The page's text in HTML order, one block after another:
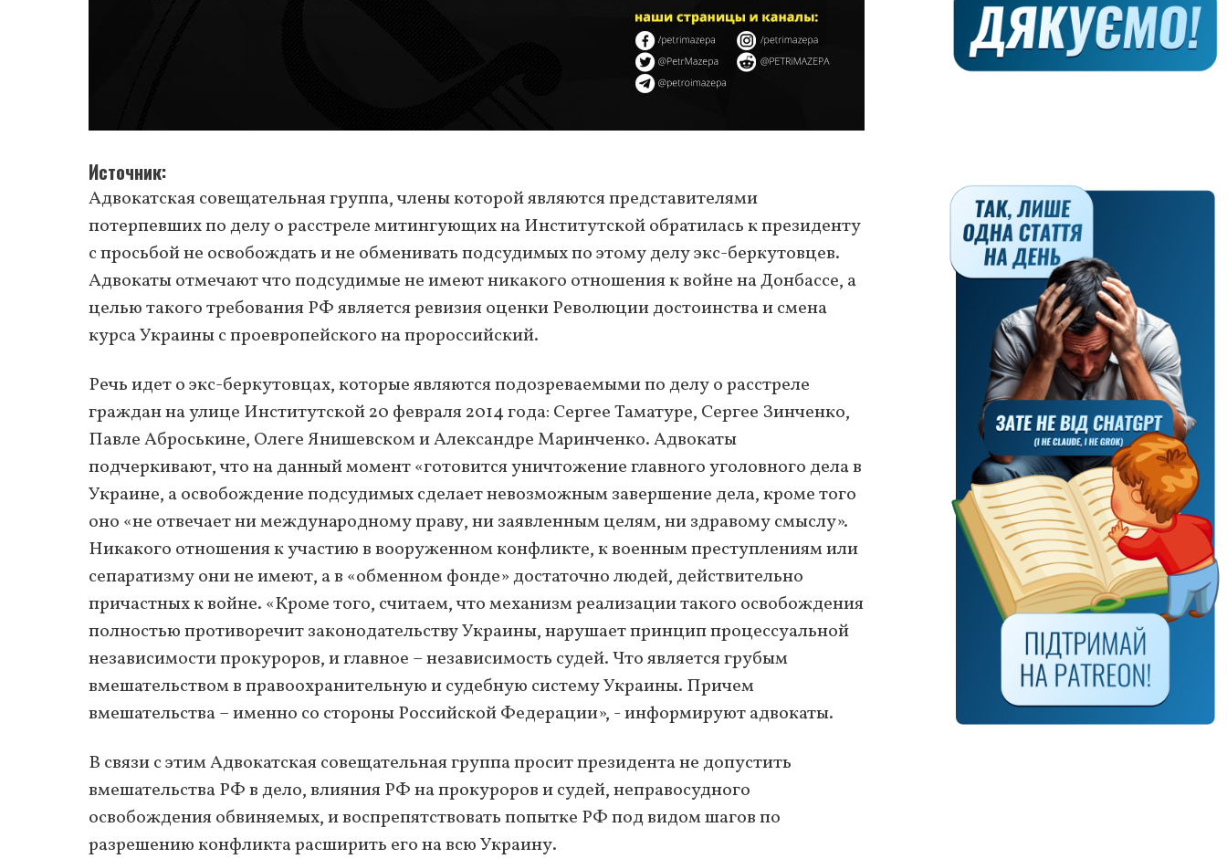
Источник
Адвокатская совещательная группа, члены которой являются представителями
потерпевших по делу о расстреле митингующих на Институтской обратилась к президенту
с просьбой не освобождать и не обменивать подсудимых по этому делу экс-беркутовцев.
Адвокаты отмечают что подсудимые не имеют никакого отношения к войне на Донбассе, а
целью такого требования РФ является ревизия оценки Революции достоинства и смена
курса Украины с проевропейского на пророссийский.
Речь идет о экс-беркутовцах, которые являются подозреваемыми по делу о расстреле
граждан на улице Институтской 20 февраля 2014 года: Сергее Таматуре, Сергее Зинченко,
Павле Аброськине, Олеге Янишевском и Александре Маринченко. Адвокаты
подчеркивают, что на данный момент «готовится уничтожение главного уголовного дела в
Украине, а освобождение подсудимых сделает невозможным завершение дела, кроме того
оно «не отвечает ни международному праву, ни заявленным целям, ни здравому смыслу».
Никакого отношения к участию в вооруженном конфликте, к военным преступлениям или
сепаратизму они не имеют, а в «обменном фонде» достаточно людей, действительно
причастных к войне. «Кроме того, считаем, что механизм реализации такого освобождения
полностью противоречит законодательству Украины, нарушает принцип процессуальной
независимости прокуроров, и главное – независимость судей. Что является грубым
вмешательством в правоохранительную и судебную систему Украины. Причем
вмешательства – именно со стороны Российской Федерации», - информируют адвокаты.
В связи с этим Адвокатская совещательная группа просит президента не допустить
вмешательства РФ в дело, влияния РФ на прокуроров и судей, неправосудного
освобождения обвиняемых, и воспрепятствовать попытке РФ под видом шагов по
разрешению конфликта расширить его на всю Украину.